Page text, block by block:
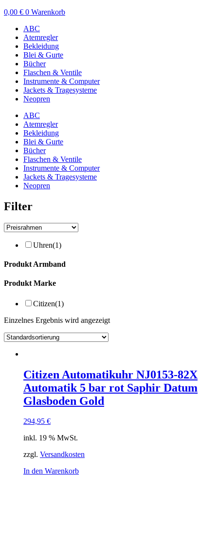
0,00 € 0 Warenkorb
ABC
Atemregler
Bekleidung
Blei & Gurte
Bücher
Flaschen & Ventile
Instrumente & Computer
Jackets & Tragesysteme
Neopren
ABC
Atemregler
Bekleidung
Blei & Gurte
Bücher
Flaschen & Ventile
Instrumente & Computer
Jackets & Tragesysteme
Neopren
Filter
Uhren(1)
Produkt Armband
Produkt Marke
Citizen(1)
Einzelnes Ergebnis wird angezeigt
Citizen Automatikuhr NJ0153-82X
Automatik 5 bar rot Saphir Datum
Glasboden Gold
294,95 €
inkl. 19 % MwSt.
zzgl. Versandkosten
In den Warenkorb